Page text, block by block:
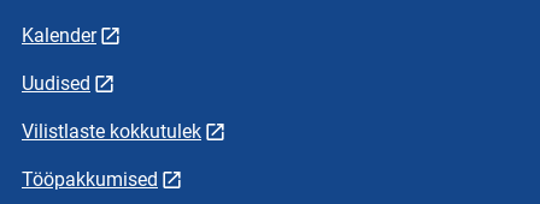
Kalender
Uudised
Vilistlaste kokkutulek
Tööpakkumised